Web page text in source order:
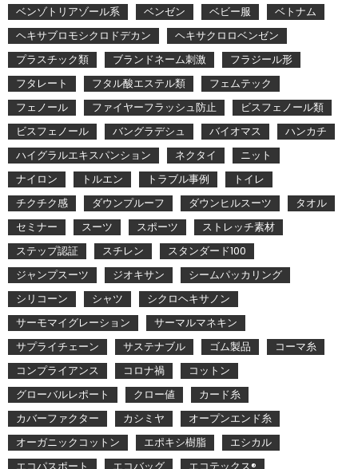
ベンゾトリアゾール系
ベンゼン ベビー服
ベトナム
ヘキサブロモシクロドデカン
ヘキサクロロベンゼン
プラスチック類
ブランドネーム刺激
フラジール形
フタレート
フタル酸エステル類
フェムテック
フェノール
ファイヤーフラッシュ防止
ビスフェノール類
ビスフェノール
バングラデシュ バイオマス
ハンカチ
ハイグラルエキスパンション
ネクタイ
ニット
ナイロン
トルエン トラブル事例
トイレ
チクチク感
ダウンプルーフ ダウンヒルスーツ
タオル
セミナー
スーツ スポーツ
ストレッチ素材
ステップ認証
スチレン
スタンダード100
ジャンプスーツ
ジオキサン
シームパッカリング
シリコーン
シャツ
シクロヘキサノン
サーモマイグレーション
サーマルマネキン
サプライチェーン
サステナブル ゴム製品
コーマ糸
コンプライアンス
コロナ禍
コットン
グローバルレポート
クロー値
カード糸
カバーファクター
カシミヤ
オープンエンド糸
オーガニックコットン
エポキシ樹脂
エシカル